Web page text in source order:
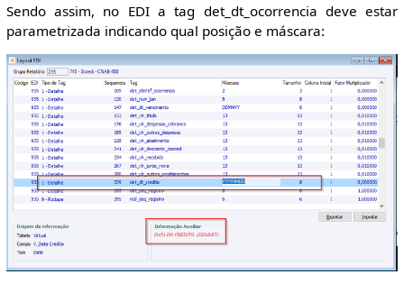
Sendo assim, no EDI a tag det_dt_ocorrencia deve estar
parametrizada indicando qual posição e máscara: